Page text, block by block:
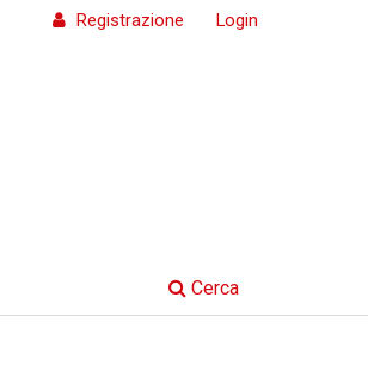
Cerca
Registrazione Login